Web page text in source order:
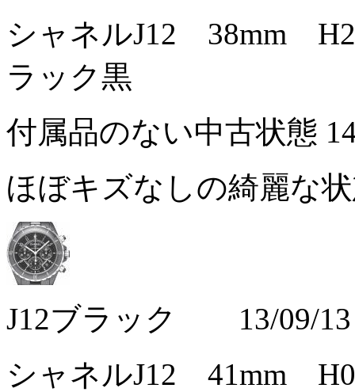
シャネルJ12 38mm
ラック黒
付属品のない中古状態
ほぼキズなしの綺麗な
J12ブラック 13/09/13
シャネルJ12 41mm